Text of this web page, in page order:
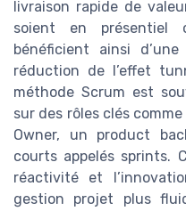
livraison rapide de
soient en présentiel
bénéficient ainsi
réduction de l’effet
méthode Scrum est
sur des rôles clés
Owner, un product
courts appelés sprints.
réactivité et
gestion projet plus